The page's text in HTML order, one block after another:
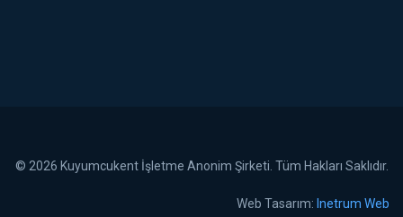
© 2026 Kuyumcukent İşletme Anonim Şirketi. Tüm Hakları Saklıdır.
Web Tasarım: Inetrum Web